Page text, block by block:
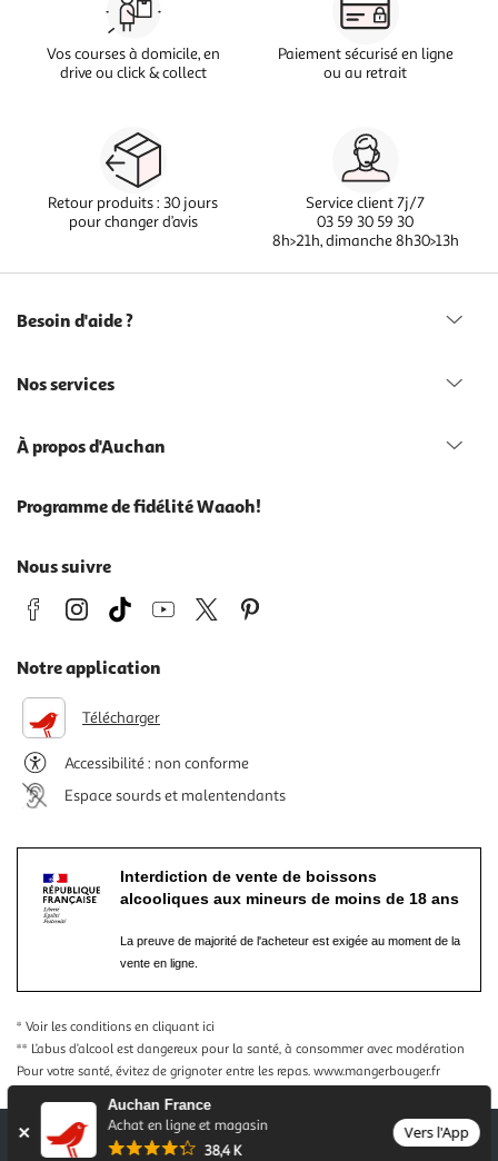
Auchan France
Achat en ligne et magasin
38,4 K
Vers l'App
Vos courses à domicile, en
drive ou click & collect
Paiement sécurisé en ligne
ou au retrait
Retour produits : 30 jours
pour changer d’avis
Service client 7j/7
03 59 30 59 30
8h>21h, dimanche 8h30>13h
Besoin d'aide ?
Nos services
À propos d'Auchan
Programme de fidélité Waaoh!
Nous suivre
Notre application
Télécharger
Accessibilité : non conforme
Espace sourds et malentendants
Interdiction de vente de boissons
alcooliques aux mineurs de moins de 18 ans
La preuve de majorité de l'acheteur est exigée au moment de la
vente en ligne.
* Voir les conditions en cliquant ici
** L’abus d’alcool est dangereux pour la santé, à consommer avec modération
Pour votre santé, évitez de grignoter entre les repas. www.mangerbouger.fr